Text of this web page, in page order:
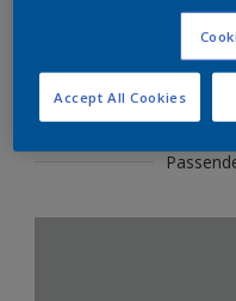
Accept All Cookies